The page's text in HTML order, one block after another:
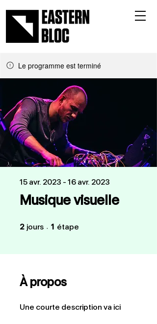
Le programme est terminé
Musique visuelle
15 avr. 2023 - 16 avr. 2023
2 jours 2 jours
1 étape
À propos
Une courte description va ici